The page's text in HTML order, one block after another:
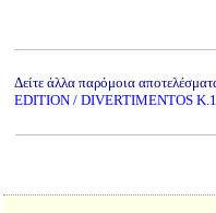
Δείτε άλλα παρόμοια
EDITION / DIVERTIMENTOS